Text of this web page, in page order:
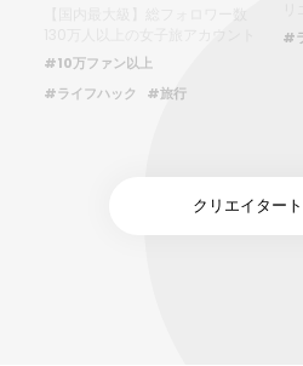
【国内最大級】総フォロワー数
#10万ファン以上
#ライフハック
#旅行
#
クリエイター